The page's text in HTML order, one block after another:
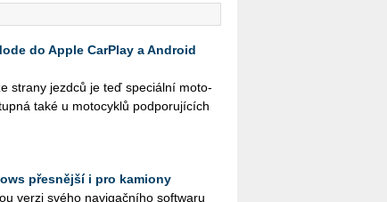
do Apple CarPlay a Android
stra­ny jezd­ců je teď spe­ci­ál­ní mo­to­
také u mo­to­cy­klů pod­po­ru­jí­cích
přesnější i pro kamiony
verzi svého na­vi­gač­ní­ho soft­wa­ru